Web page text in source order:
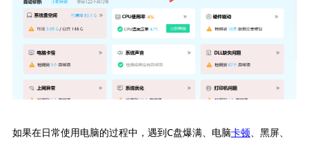
如果在日常使用电脑的过程中，遇到C盘爆满、电脑卡顿、黑屏、